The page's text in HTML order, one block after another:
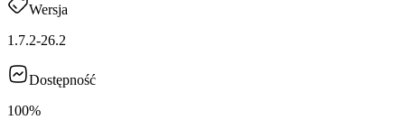
Wersja
1.7.2-26.2
Dostępność
100%